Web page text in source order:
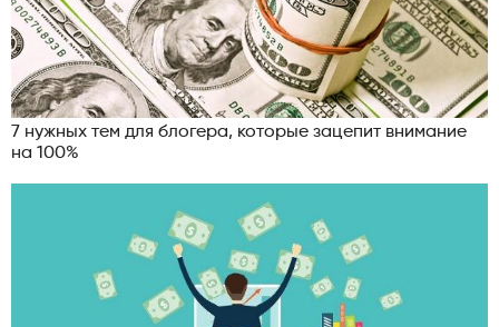
7 нужных тем для блогера, которые зацепит внимание
на 100%